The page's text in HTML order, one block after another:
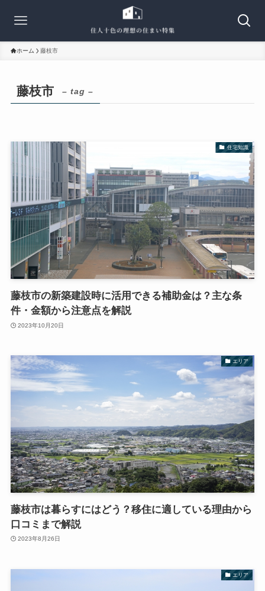
ホーム 藤枝市
藤枝市 – tag –
住宅知識
藤枝市の新築建設時に活用できる補助金は？主な条
件・金額から注意点を解説
2023年10月20日
エリア
藤枝市は暮らすにはどう？移住に適している理由から
口コミまで解説
2023年8月26日
エリア